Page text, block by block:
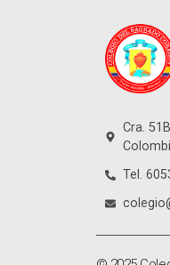
Cra.
Tel.